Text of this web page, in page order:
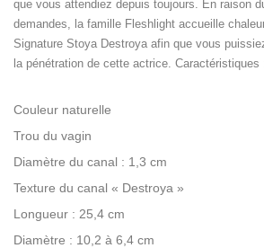
que vous attendiez depuis toujours. En raison
demandes, la famille Fleshlight accueille
Signature Stoya Destroya afin que vous
la pénétration de cette actrice. Caractéristiques
Couleur naturelle
Trou du vagin
Diamètre du canal : 1,3 cm
Texture du canal « Destroya »
Longueur : 25,4 cm
Diamètre : 10,2 à 6,4 cm